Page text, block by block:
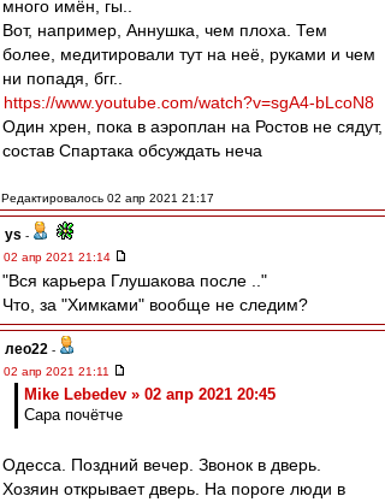
много имён, гы..
Вот, например, Аннушка, чем плоха. Тем
более, медитировали тут на неё, руками и чем
ни попадя, бгг..
https://www.youtube.com/watch?v=sgA4-bLcoN8
Один хрен, пока в аэроплан на Ростов не сядут,
состав Спартака обсуждать неча
Редактировалось 02 апр 2021 21:17
ys -
02 апр 2021 21:14
"Вся карьера Глушакова после .."
Что, за "Химками" вообще не следим?
лео22 -
02 апр 2021 21:11
Mike Lebedev » 02 апр 2021 20:45
Сара почётче
Одесса. Поздний вечер. Звонок в дверь.
Хозяин открывает дверь. На пороге люди в